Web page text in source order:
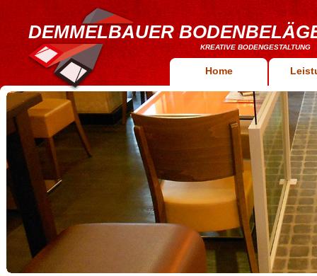
DEMMELBAUER
KREATIVE BODENGESTALTUNG
Home